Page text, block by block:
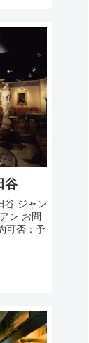
谷
谷 ジャン
ン お問
可否：予
1-9-11